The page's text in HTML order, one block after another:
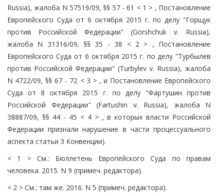
Russia), жалоба N 57519/09, §§ 57 - 61 < 1 > , Постановление
Европейского Суда от 6 октября 2015 г. по делу "Горщук
против Российской Федерации" (Gorshchuk v. Russia),
жалоба N 31316/09, §§ 35 - 38 < 2 > , Постановление
Европейского Суда от 6 октября 2015 г. по делу "Турбылев
против Российской Федерации" (Turbylev v. Russia), жалоба
N 4722/09, §§ 67 - 72 < 3 > , и Постановление Европейского
Суда от 8 октября 2015 г. по делу "Фартушин против
Российской Федерации" (Fartushin v. Russia), жалоба N
38887/09, §§ 44 - 45 < 4 > , в которых власти Российской
Федерации признали нарушение в части процессуального
аспекта статьи 3 Конвенции).
< 1 > См.: Бюллетень Европейского Суда по правам
человека. 2015. N 9 (примеч. редактора).
< 2 > См.: там же. 2016. N 5 (примеч. редактора).